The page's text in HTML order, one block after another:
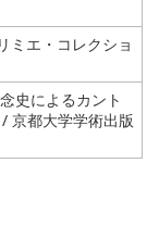
ミエ・コレクショ
史によるカント
京都大学学術出版